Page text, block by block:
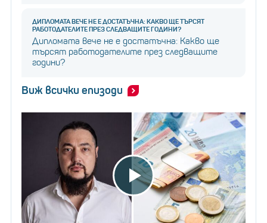
ДИПЛОМАТА ВЕЧЕ НЕ Е ДОСТАТЪЧНА: КАКВО ЩЕ ТЪРСЯТ
РАБОТОДАТЕЛИТЕ ПРЕЗ СЛЕДВАЩИТЕ ГОДИНИ?
Дипломата вече не е достатъчна: Какво ще
търсят работодателите през следващите
години?
Виж всички епизоди